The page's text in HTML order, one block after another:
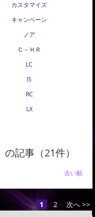
カスタマイズ
キャンペーン
ノア
Ｃ－ＨＲ
LC
IS
RC
LX
の記事（21件）
古い順
1 2 次へ >>